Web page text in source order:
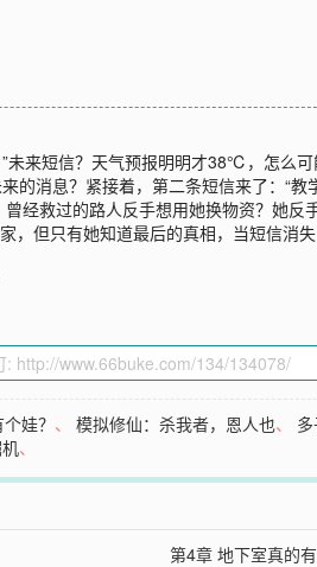
来短信？天气预报明明才38℃，怎么
消息？紧接着，第二条短信来了：“教
经救过的路人反手想用她换物资？她反
但只有她知道最后的真相，当短信消失
娃？ 、模拟修仙：杀我者，恩人也、
、
第4章 地下室真的有